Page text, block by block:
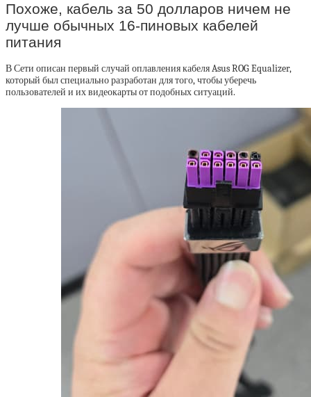
Похоже, кабель за 50 долларов ничем не
лучше обычных 16-пиновых кабелей
питания
В Сети описан первый случай оплавления кабеля Asus ROG Equalizer,
который был специально разработан для того, чтобы уберечь
пользователей и их видеокарты от подобных ситуаций.